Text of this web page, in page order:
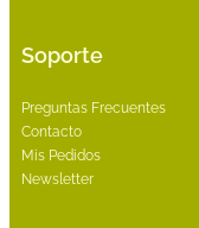
Soporte
Preguntas Frecuentes
Contacto
Mis Pedidos
Newsletter